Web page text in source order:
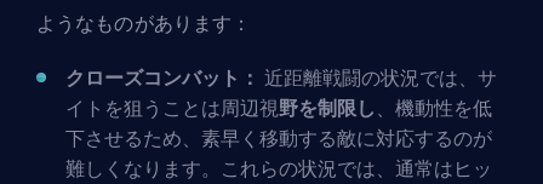
ようなものがあります：
クローズコンバット： 近距離戦闘の状況では、サ
イトを狙うことは周辺視野を制限し、機動性を低
下させるため、素早く移動する敵に対応するのが
難しくなります。これらの状況では、通常はヒッ